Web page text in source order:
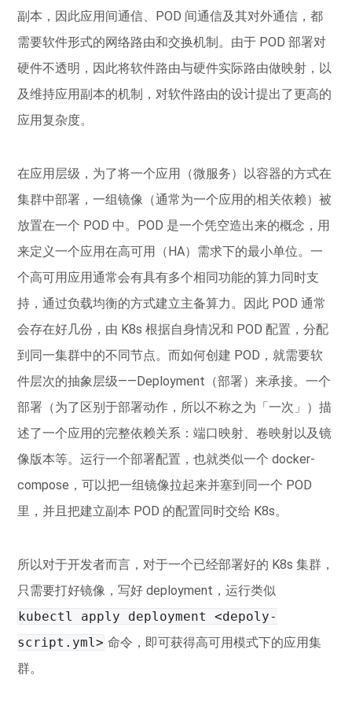
副本，因此应用间通信、POD 间通信及其对外通信，都
需要软件形式的网络路由和交换机制。由于 POD 部署对
硬件不透明，因此将软件路由与硬件实际路由做映射，以
及维持应用副本的机制，对软件路由的设计提出了更高的
应用复杂度。
在应用层级，为了将一个应用（微服务）以容器的方式在
集群中部署，一组镜像（通常为一个应用的相关依赖）被
放置在一个 POD 中。POD 是一个凭空造出来的概念，用
来定义一个应用在高可用（HA）需求下的最小单位。一
个高可用应用通常会有具有多个相同功能的算力同时支
持，通过负载均衡的方式建立主备算力。因此 POD 通常
会存在好几份，由 K8s 根据自身情况和 POD 配置，分配
到同一集群中的不同节点。而如何创建 POD，就需要软
件层次的抽象层级——Deployment（部署）来承接。一个
部署（为了区别于部署动作，所以不称之为「一次」）描
述了一个应用的完整依赖关系：端口映射、卷映射以及镜
像版本等。运行一个部署配置，也就类似一个 docker-
compose，可以把一组镜像拉起来并塞到同一个 POD
里，并且把建立副本 POD 的配置同时交给 K8s。
所以对于开发者而言，对于一个已经部署好的 K8s 集群，
只需要打好镜像，写好 deployment，运行类似
kubectl apply deployment <depoly-
script.yml> 命令，即可获得高可用模式下的应用集
群。